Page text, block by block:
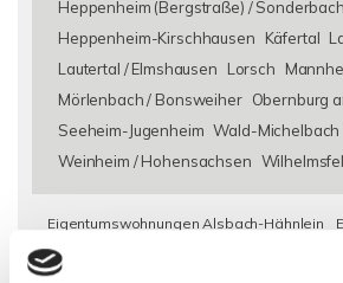
Heppenheim (Bergstraße) / Sonderbach
Heppenheim-Kirschhausen
Käfertal
Lautertal / Elmshausen
Lorsch
Mörlenbach / Bonsweiher Obernburg
Seeheim-Jugenheim Wald-Michelbach
Weinheim / Hohensachsen
Eigentumswohnungen Alsbach-Hähnlein
Alsbach-Hähnlein